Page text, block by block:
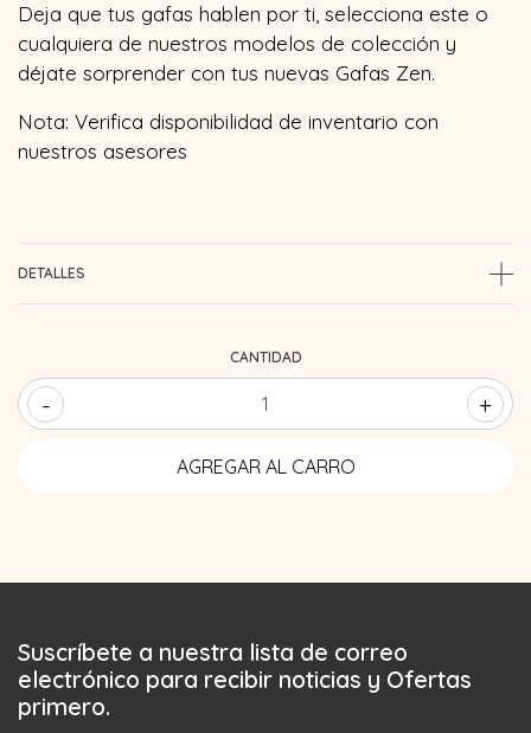
Deja que tus gafas hablen por ti, selecciona este o
cualquiera de nuestros modelos de colección y
déjate sorprender con tus nuevas Gafas Zen.
Nota: Verifica disponibilidad de inventario con
nuestros asesores
DETALLES
CANTIDAD
- +
Suscríbete a nuestra lista de correo
electrónico para recibir noticias y Ofertas
primero.